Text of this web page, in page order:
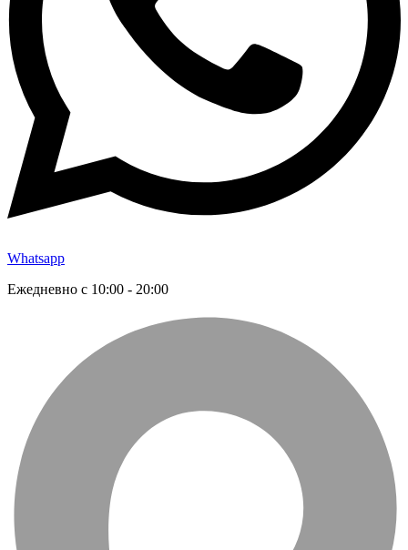
Whatsapp
Ежедневно с 10:00 - 20:00